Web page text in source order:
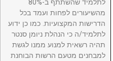
לתלמיד שהשתתף ב-80%
מהשיעורים לפחות ועמד בכל
הדרישות המקצועיות. כמו כן ידוע
לתלמיד/ה כי הנהלת ניומן סנטר
תהיה רשאית למנוע ממנו לגשת
למבחנים מטעם הרשות הבוחנת